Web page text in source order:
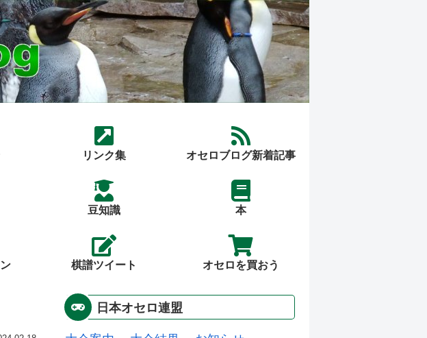
リンク集 オセロブログ新着記事
豆知識 本
棋譜ツイート オセロを買おう
日本オセロ連盟